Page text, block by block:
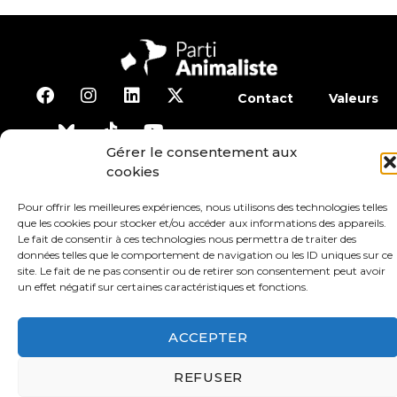
Gérer le consentement aux
cookies
Pour offrir les meilleures expériences, nous utilisons des technologies telles
que les cookies pour stocker et/ou accéder aux informations des appareils.
Le fait de consentir à ces technologies nous permettra de traiter des
données telles que le comportement de navigation ou les ID uniques sur ce
site. Le fait de ne pas consentir ou de retirer son consentement peut avoir
un effet négatif sur certaines caractéristiques et fonctions.
ACCEPTER
REFUSER
Contact Valeurs
Adhérer
Conditions générales d’utilisation
Protection des données Mentions légales